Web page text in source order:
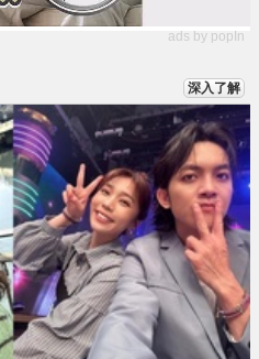
ads by popIn
深入了解